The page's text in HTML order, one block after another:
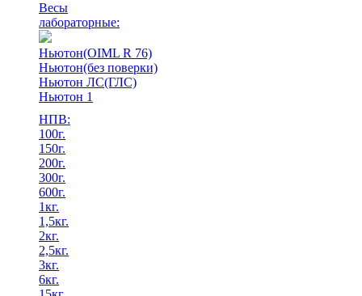
Весы
лабораторные:
Ньютон(OIML R 76)
Ньютон(без поверки)
Ньютон ЛС(ГЛС)
Ньютон 1
НПВ:
100г.
150г.
200г.
300г.
600г.
1кг.
1,5кг.
2кг.
2,5кг.
3кг.
6кг.